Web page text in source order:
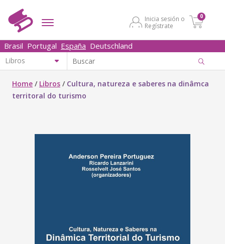
Inicia sesión o
Regístrate
0
Brasil Portugal España Deutschland
Home / Libros / Cultura, natureza e saberes na dinâmca
territoral do turismo